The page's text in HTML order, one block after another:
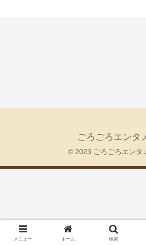
ごろごろエンタ
© 2023 ごろごろエンタ
メニュー ホーム 検索